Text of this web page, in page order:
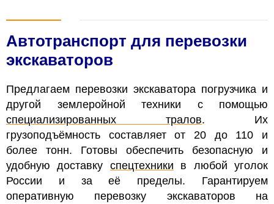
Автотранспорт для перевозки
экскаваторов
Предлагаем перевозки экскаватора погрузчика и
другой землеройной техники с помощью
специализированных тралов. Их
грузоподъёмность составляет от 20 до 110 и
более тонн. Готовы обеспечить безопасную и
удобную доставку спецтехники в любой уголок
России и за её пределы. Гарантируем
оперативную перевозку экскаваторов на